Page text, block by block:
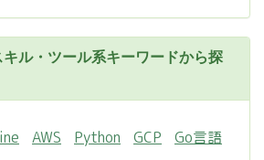
ル・ツール系キーワードから探
AWS Python GCP Go言語